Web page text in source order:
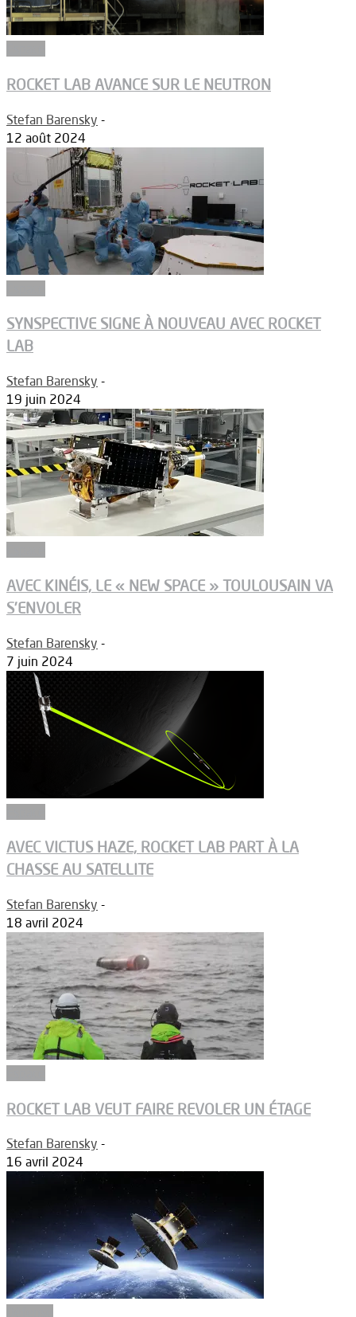
ROCKET LAB AVANCE SUR LE NEUTRON
Stefan Barensky -
12 août 2024
SYNSPECTIVE SIGNE À NOUVEAU AVEC ROCKET
LAB
Stefan Barensky -
19 juin 2024
AVEC KINÉIS, LE « NEW SPACE » TOULOUSAIN VA
S’ENVOLER
Stefan Barensky -
7 juin 2024
AVEC VICTUS HAZE, ROCKET LAB PART À LA
CHASSE AU SATELLITE
Stefan Barensky -
18 avril 2024
ROCKET LAB VEUT FAIRE REVOLER UN ÉTAGE
Stefan Barensky -
16 avril 2024